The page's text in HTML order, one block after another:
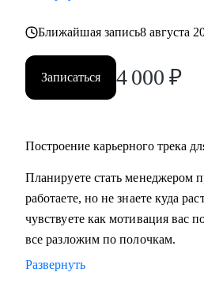
Ближайшая запись8 августа
Записаться 4 000 ₽
Построение карьерного трека
Планируете стать менеджером
работаете, но не знаете куда
чувствуете как мотивация вас
все разложим по полочкам.
Развернуть